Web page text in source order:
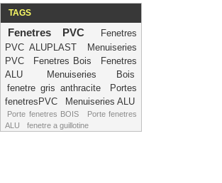
TAGS
Fenetres PVC
Fenetres
PVC ALUPLAST
Menuiseries
PVC
Fenetres Bois
Fenetres
ALU
Menuiseries Bois
fenetre gris anthracite
Portes
fenetresPVC
Menuiseries ALU
Porte fenetres BOIS
Porte fenetres
ALU
fenetre a guillotine